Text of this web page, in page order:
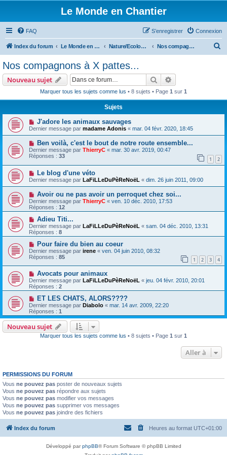
Le Monde en Chantier
FAQ Connexion
S’enregistrer
Index du forum Le Monde en Chantier Nature/Ecologie/Ptits oiseaux... Nos compagnons à X pattes...
r
Nos compagnons à X pattes...
Nouveau sujet Rechercher
Marquer tous les sujets comme lus • 8 sujets • Page 1 sur 1
Sujets
J'adore les animaux sauvages
Dernier message par madame Adonis « mar. 04 févr. 2020, 18:45
Ben voilà, c'est le bout de notre route ensemble...
Dernier message par ThierryC « mar. 30 avr. 2019, 00:47
Réponses : 33 1 2
Le blog d'une véto
Dernier message par LaFiLLeDuPèReNoëL « dim. 26 juin 2011, 09:00
Avoir ou ne pas avoir un perroquet chez soi...
Dernier message par ThierryC « ven. 10 déc. 2010, 17:53
Réponses : 12
Adieu Titi...
Dernier message par LaFiLLeDuPèReNoëL « sam. 04 déc. 2010, 13:31
Réponses : 8
Pour faire du bien au coeur
Dernier message par irene « ven. 04 juin 2010, 08:32
Réponses : 85 1 2 3 4
Avocats pour animaux
Dernier message par LaFiLLeDuPèReNoëL « jeu. 04 févr. 2010, 20:01
Réponses : 2
ET LES CHATS, ALORS????
Dernier message par Diabolo « mar. 14 avr. 2009, 22:20
Réponses : 1
Nouveau sujet
Marquer tous les sujets comme lus • 8 sujets • Page 1 sur 1
Aller à
PERMISSIONS DU FORUM
Vous ne pouvez pas poster de nouveaux sujets
Vous ne pouvez pas répondre aux sujets
Vous ne pouvez pas modifier vos messages
Vous ne pouvez pas supprimer vos messages
Vous ne pouvez pas joindre des fichiers
Index du forum Heures au format UTC+01:00
Développé parphpBB® Forum Software © phpBB Limited